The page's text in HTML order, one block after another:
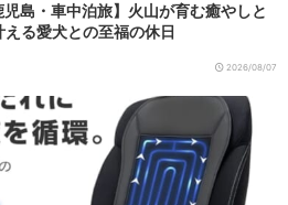
島・車中泊旅】火山が育む癒やしと
る愛犬との至福の休日
2026/08/07